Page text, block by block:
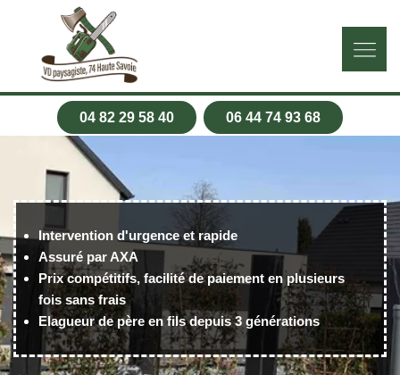
04 82 29 58 40 06 44 74 93 68
Intervention d'urgence et rapide
Assuré par AXA
Prix compétitifs, facilité de paiement en plusieurs
fois sans frais
Elagueur de père en fils depuis 3 générations